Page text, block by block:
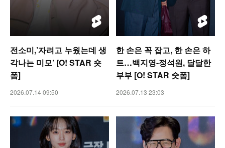
전소미,’자려고 누웠는데 생
각나는 미모’ [O! STAR 숏
폼]
2026.07.14 09:50
한 손은 꼭 잡고, 한 손은 하
트…백지영-정석원, 달달한
부부 [O! STAR 숏폼]
2026.07.13 23:03